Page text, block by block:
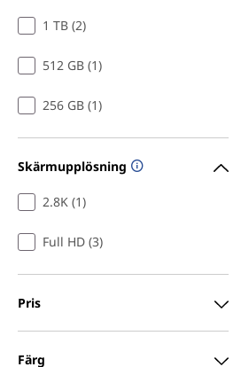
1 TB (2)
512 GB (1)
256 GB (1)
Skärmupplösning
2.8K (1)
Full HD (3)
Pris
Färg